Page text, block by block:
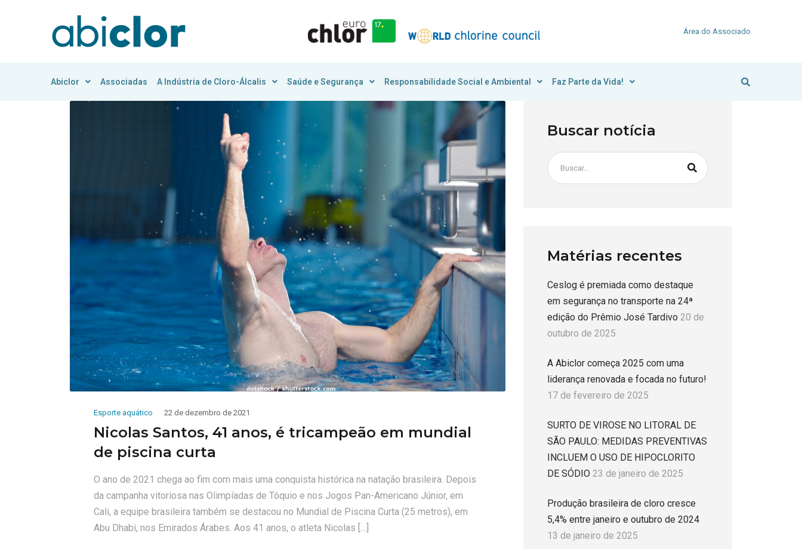
Área do Associado
Abiclor Associadas A Indústria de Cloro-Álcalis Saúde e Segurança Responsabilidade Social e Ambiental Faz Parte da Vida!
Esporte aquático 22 de dezembro de 2021
Nicolas Santos, 41 anos, é tricampeão em mundial
de piscina curta
O ano de 2021 chega ao fim com mais uma conquista histórica na natação brasileira. Depois
da campanha vitoriosa nas Olimpíadas de Tóquio e nos Jogos Pan-Americano Júnior, em
Cali, a equipe brasileira também se destacou no Mundial de Piscina Curta (25 metros), em
Abu Dhabi, nos Emirados Árabes. Aos 41 anos, o atleta Nicolas […]
Buscar notícia
Matérias recentes
Ceslog é premiada como destaque
em segurança no transporte na 24ª
edição do Prêmio José Tardivo 20 de
outubro de 2025
A Abiclor começa 2025 com uma
liderança renovada e focada no futuro!
17 de fevereiro de 2025
SURTO DE VIROSE NO LITORAL DE
SÃO PAULO: MEDIDAS PREVENTIVAS
INCLUEM O USO DE HIPOCLORITO
DE SÓDIO 23 de janeiro de 2025
Produção brasileira de cloro cresce
5,4% entre janeiro e outubro de 2024
13 de janeiro de 2025